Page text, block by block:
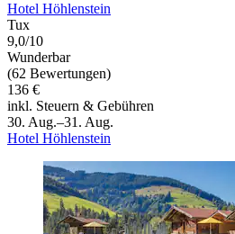
Hotel Höhlenstein
Tux
9,0/10
Wunderbar
(62 Bewertungen)
136 €
inkl. Steuern & Gebühren
30. Aug.–31. Aug.
Hotel Höhlenstein